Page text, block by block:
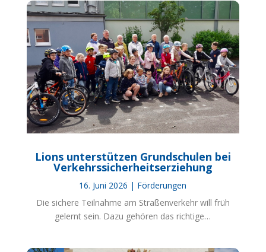
Lions unterstützen Grundschulen bei
Verkehrssicherheitserziehung
16. Juni 2026 | Förderungen
Die sichere Teilnahme am Straßenverkehr will früh
gelernt sein. Dazu gehören das richtige…